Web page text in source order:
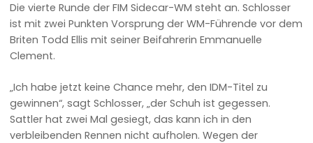
Die vierte Runde der FIM Sidecar-WM steht an. Schlosser
ist mit zwei Punkten Vorsprung der WM-Führende vor dem
Briten Todd Ellis mit seiner Beifahrerin Emmanuelle
Clement.
„Ich habe jetzt keine Chance mehr, den IDM-Titel zu
gewinnen“, sagt Schlosser, „der Schuh ist gegessen.
Sattler hat zwei Mal gesiegt, das kann ich in den
verbleibenden Rennen nicht aufholen. Wegen der